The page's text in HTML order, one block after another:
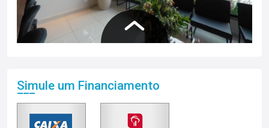
Simule um Financiamento